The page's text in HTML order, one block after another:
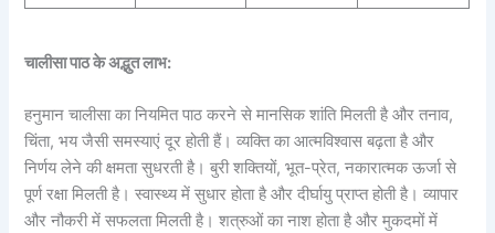
चालीसा पाठ के अद्भुत लाभ:
हनुमान चालीसा का नियमित पाठ करने से मानसिक शांति मिलती है और तनाव,
चिंता, भय जैसी समस्याएं दूर होती हैं। व्यक्ति का आत्मविश्वास बढ़ता है और
निर्णय लेने की क्षमता सुधरती है। बुरी शक्तियों, भूत-प्रेत, नकारात्मक ऊर्जा से
पूर्ण रक्षा मिलती है। स्वास्थ्य में सुधार होता है और दीर्घायु प्राप्त होती है। व्यापार
और नौकरी में सफलता मिलती है। शत्रुओं का नाश होता है और मुकदमों में